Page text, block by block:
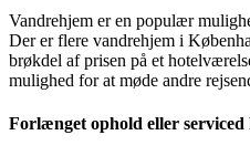
Vandrehjem er en populær
Der er flere vandrehjem i
brøkdel af prisen på et
mulighed for at møde andre
Forlænget ophold eller serviced